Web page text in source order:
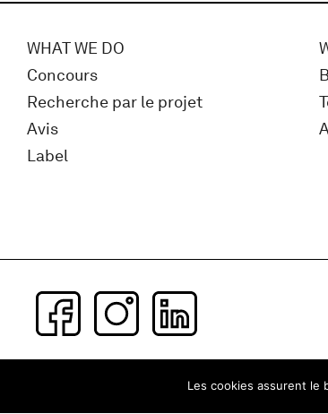
WHAT WE DO
Concours
Recherche par le projet
Avis
Label
Subscribe to our newsletter
Les cookies assurent le